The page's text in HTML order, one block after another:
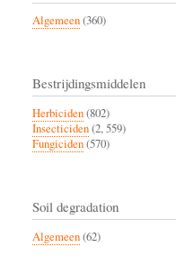
Algemeen(360)
Bestrijdingsmiddelen
Herbiciden(802)
Insecticiden(2, 559)
Fungiciden(570)
Soil degradation
Algemeen(62)